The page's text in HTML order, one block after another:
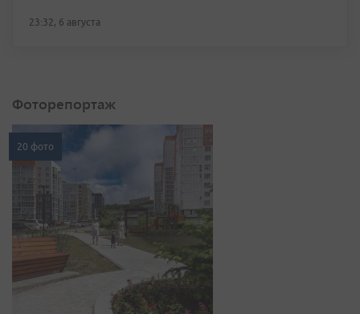
23:32, 6 августа
Фоторепортаж
20 фото